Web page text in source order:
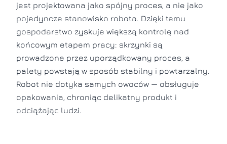
jest projektowana jako spójny proces, a nie jako
pojedyncze stanowisko robota. Dzięki temu
gospodarstwo zyskuje większą kontrolę nad
końcowym etapem pracy: skrzynki są
prowadzone przez uporządkowany proces, a
palety powstają w sposób stabilny i powtarzalny.
Robot nie dotyka samych owoców — obsługuje
opakowania, chroniąc delikatny produkt i
odciążając ludzi.